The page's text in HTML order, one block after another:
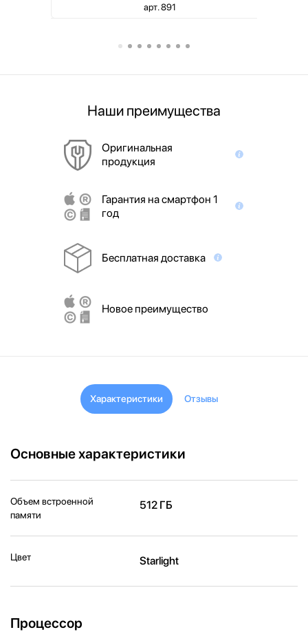
арт. 891
Наши преимущества
Оригинальная
продукция
Гарантия на смартфон 1
год
Бесплатная доставка
Новое преимущество
Характеристики Отзывы
Основные характеристики
Объем встроенной
памяти
512 ГБ
Цвет Starlight
Процессор